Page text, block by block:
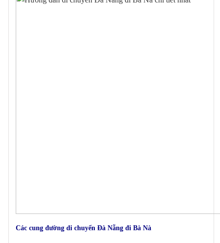
Các cung đường di chuyển Đà Nẵng đi Bà Nà